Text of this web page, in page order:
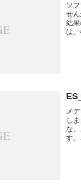
ソ
せ
結
は
メ
し
な
す